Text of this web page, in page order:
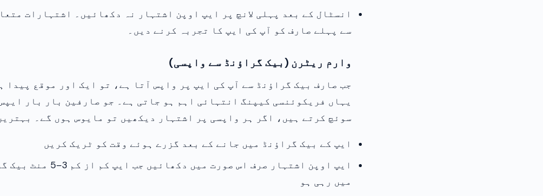
انسٹال کے بعد پہلی لانچ پر ایپ اوپن اشتہار نہ دکھائیں۔ اشتہارات
سے پہلے صارف کو آپ کی ایپ کا تجربہ کرنے دیں۔
وارم ریٹرن (بیک گراؤنڈ سے واپسی)
جب صارف بیک گراؤنڈ سے آپ کی ایپ پر واپس آتا ہے، تو ایک اور موقع پیدا
یہاں فریکوئنسی کیپنگ انتہائی اہم ہو جاتی ہے۔ جو صارفین بار بار
سوئچ کرتے ہیں، اگر ہر واپسی پر اشتہار دیکھیں تو مایوس ہوں گے۔
ایپ کے بیک گراؤنڈ میں جانے کے بعد گزرے ہوئے وقت کو ٹریک کریں
ایپ اوپن اشتہار صرف اس صورت میں دکھائیں جب
میں رہی ہو